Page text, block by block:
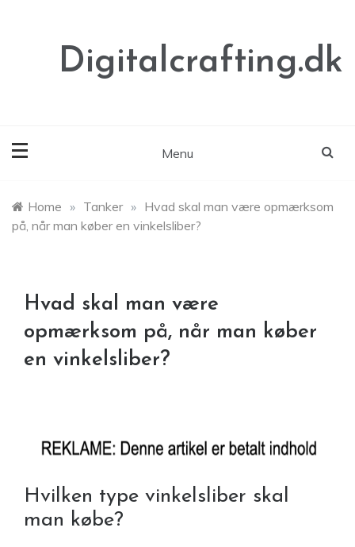
Digitalcrafting.dk
Menu
Home » Tanker » Hvad skal man være opmærksom
på, når man køber en vinkelsliber?
Hvad skal man være
opmærksom på, når man køber
en vinkelsliber?
Hvilken type vinkelsliber skal
man købe?